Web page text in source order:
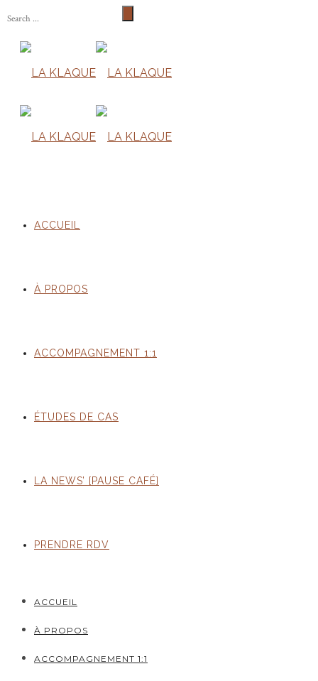
ACCUEIL
À PROPOS
ACCOMPAGNEMENT 1:1
ÉTUDES DE CAS
LA NEWS’ [PAUSE CAFÉ]
PRENDRE RDV
ACCUEIL
À PROPOS
ACCOMPAGNEMENT 1:1